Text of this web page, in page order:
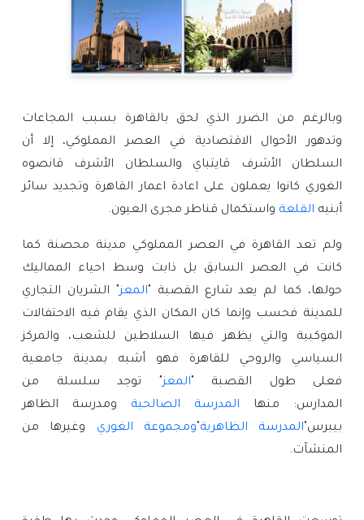
وبالرغم من الضرر الذي لحق بالقاهرة بسبب المجاعات
وتدهور الأحوال الاقتصادية في العصر المملوكي، إلا أن
السلطان الأشرف قايتباي والسلطان الأشرف قانصوه
الغوري كانوا يعملون على اعادة اعمار القاهرة وتجديد سائر
أبنيه القلعة واستكمال قناطر مجرى العيون.
ولم تعد القاهرة في العصر المملوكي مدينة محصنة كما
كانت في العصر السابق بل ذابت وسط احياء المماليك
حولها، كما لم يعد شارع القصبة " المعز" الشريان التجاري
للمدينة فحسب وإنما كان المكان الذي يقام فيه الاحتفالات
الموكبية والتي يظهر فيها السلاطين للشعب، والمركز
السياسي والروحي للقاهرة فهو أشبه بمدينة جامعية
فعلى طول القصبة " المعز" توجد سلسلة من
المدارس: منها المدرسة الصالحية ومدرسة الظاهر
بيبرس" المدرسة الظاهرية ومجموعة الغوري وغيرها من
المنشآت.